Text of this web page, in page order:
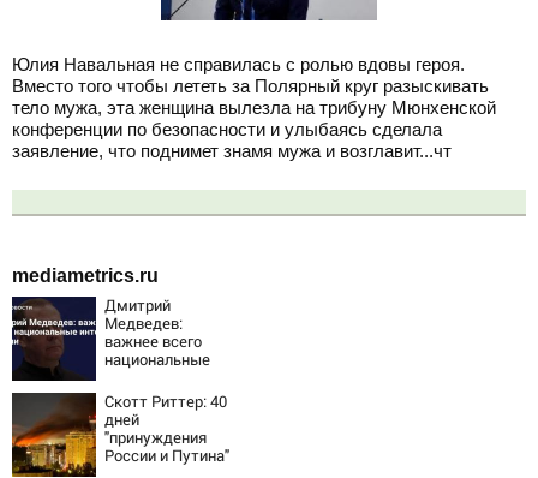
Юлия Навальная не справилась с ролью вдовы героя.
Вместо того чтобы лететь за Полярный круг разыскивать
тело мужа, эта женщина вылезла на трибуну Мюнхенской
конференции по безопасности и улыбаясь сделала
заявление, что поднимет знамя мужа и возглавит...чт
mediametrics.ru
Дмитрий
Медведев:
важнее всего
национальные
Скотт Риттер: 40
дней
"принуждения
России и Путина"